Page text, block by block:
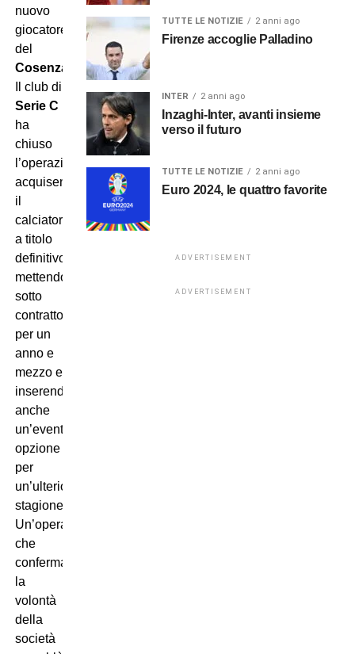
nuovo
giocatore
del
Cosenza
Il club di
Serie C
ha
chiuso
l’operazione
acquisendo
il
calciatore
a titolo
definitivo,
mettendolo
sotto
contratto
per un
anno e
mezzo e
inserendo
anche
un’eventuale
opzione
per
un’ulteriore
stagione.
Un’operazione
che
conferma
la
volontà
della
società
TUTTE LE NOTIZIE 2 anni ago
Firenze accoglie Palladino
INTER 2 anni ago
Inzaghi-Inter, avanti insieme
verso il futuro
TUTTE LE NOTIZIE 2 anni ago
Euro 2024, le quattro favorite
ADVERTISEMENT
ADVERTISEMENT